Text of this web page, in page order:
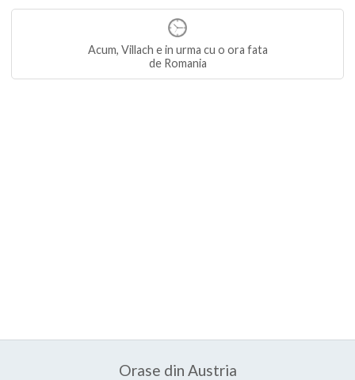
Acum, Villach e in urma cu o ora fata
de Romania
Orase din Austria